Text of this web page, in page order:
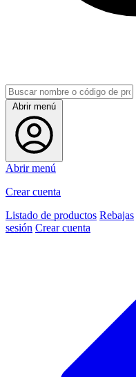
Abrir menú
Abrir menú
Crear cuenta
Listado de productos Rebajas
sesión Crear cuenta